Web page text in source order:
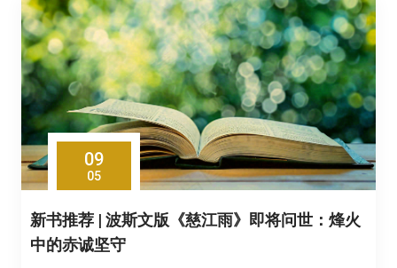
09
05
新书推荐 | 波斯文版《慈江雨》即将问世：烽火
中的赤诚坚守